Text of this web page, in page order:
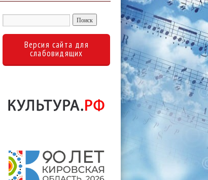
Версия сайта для
слабовидящих